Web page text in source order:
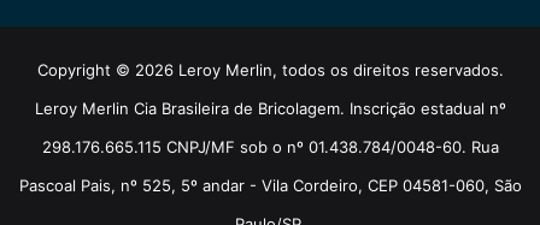
Copyright © 2026 Leroy Merlin, todos os direitos reservados.
Leroy Merlin Cia Brasileira de Bricolagem. Inscrição estadual nº
298.176.665.115 CNPJ/MF sob o nº 01.438.784/0048-60. Rua
Pascoal Pais, nº 525, 5º andar - Vila Cordeiro, CEP 04581-060, São